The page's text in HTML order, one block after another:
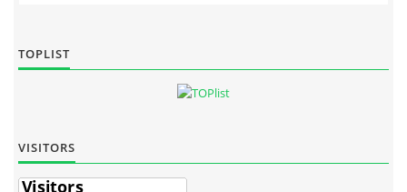
TOPLIST
VISITORS